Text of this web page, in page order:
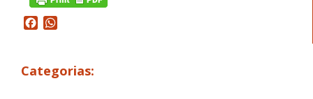
Facebook
Categorias: